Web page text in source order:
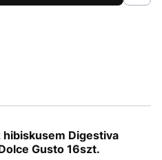
hibiskusem Digestiva
Gusto 16szt.